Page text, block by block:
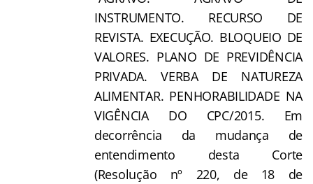
INSTRUMENTO. RECURSO DE
REVISTA. EXECUÇÃO. BLOQUEIO DE
VALORES. PLANO DE PREVIDÊNCIA
PRIVADA. VERBA DE NATUREZA
ALIMENTAR. PENHORABILIDADE NA
VIGÊNCIA DO CPC/2015. Em
decorrência da mudança de
entendimento desta Corte
(Resolução nº 220, de 18 de